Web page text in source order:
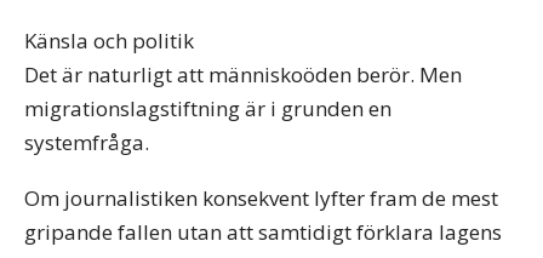
Känsla och politik
Det är naturligt att människoöden berör. Men
migrationslagstiftning är i grunden en
systemfråga.
Om journalistiken konsekvent lyfter fram de mest
gripande fallen utan att samtidigt förklara lagens